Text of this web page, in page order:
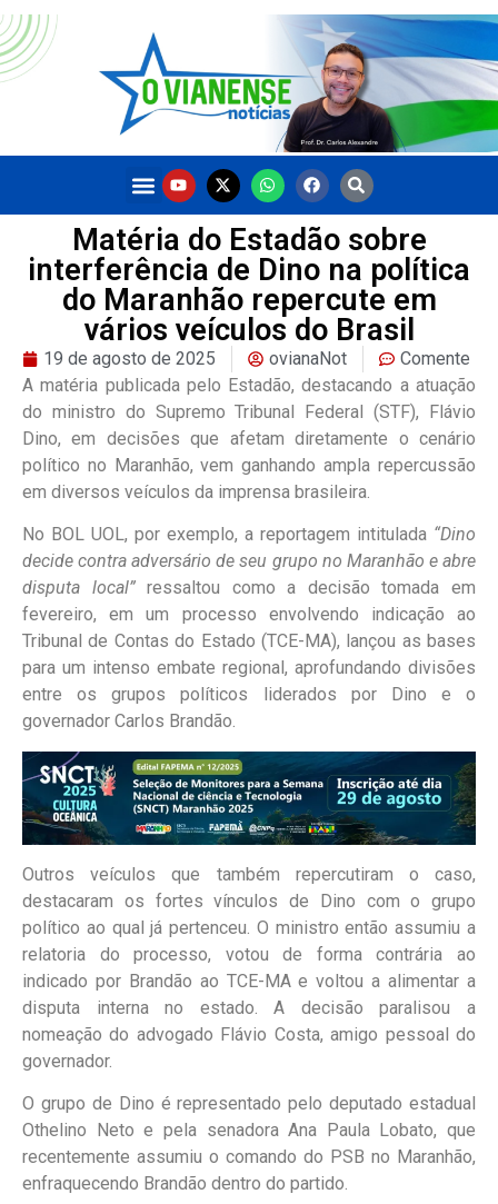
Matéria do Estadão sobre
interferência de Dino na política
do Maranhão repercute em
vários veículos do Brasil
19 de agosto de 2025 ovianaNot
Comente
A matéria publicada pelo Estadão, destacando a atuação
do ministro do Supremo Tribunal Federal (STF), Flávio
Dino, em decisões que afetam diretamente o cenário
político no Maranhão, vem ganhando ampla repercussão
em diversos veículos da imprensa brasileira.
No BOL UOL, por exemplo, a reportagem intitulada “Dino
decide contra adversário de seu grupo no Maranhão e abre
disputa local”ressaltou como a decisão tomada em
fevereiro, em um processo envolvendo indicação ao
Tribunal de Contas do Estado (TCE-MA), lançou as bases
para um intenso embate regional, aprofundando divisões
entre os grupos políticos liderados por Dino e o
governador Carlos Brandão.
Outros veículos que também repercutiram o caso,
destacaram os fortes vínculos de Dino com o grupo
político ao qual já pertenceu. O ministro então assumiu a
relatoria do processo, votou de forma contrária ao
indicado por Brandão ao TCE-MA e voltou a alimentar a
disputa interna no estado. A decisão paralisou a
nomeação do advogado Flávio Costa, amigo pessoal do
governador.
O grupo de Dino é representado pelo deputado estadual
Othelino Neto e pela senadora Ana Paula Lobato, que
recentemente assumiu o comando do PSB no Maranhão,
enfraquecendo Brandão dentro do partido.